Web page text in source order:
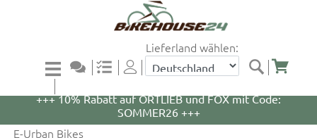
Lieferland wählen:
+++ 5% Rabatt auf WOOM Bikes und Zubehör mit
+++ 10% Rabatt auf ORTLIEB und FOX mit Code:
SOMMER26 +++
E-Urban Bikes